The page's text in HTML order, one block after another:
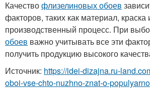
Качествофлизелиновых обоев
факторов, таких как материал, краска
производственный процесс. При
обоев важно учитывать все эти
получить продукцию высокого
Источник: https://idei-dizajna.ru-
oboi-vse-chto-nuzhno-znat-o-